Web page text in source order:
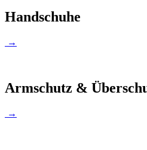
Handschuhe
→
Armschutz &
→